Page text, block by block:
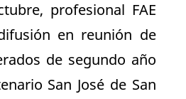
profesional FAE
en reunión de
de segundo año
San José de San